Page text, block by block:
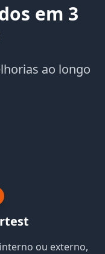
em 3
ao longo
ou externo,